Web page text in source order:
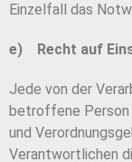
Einzelfall das
e) Recht auf
Jede von der
betroffene Person
und
Verantwortlichen